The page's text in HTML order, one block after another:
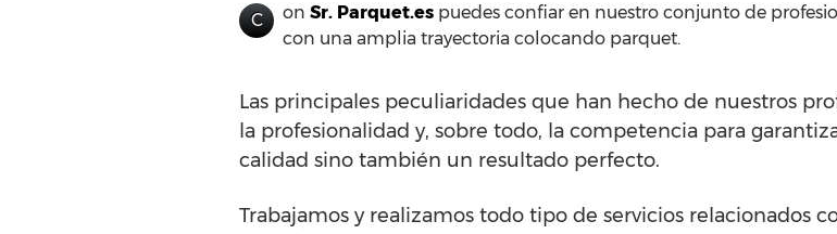
C on Sr. Parquet.es puedes confiar en nuestro conjunto de
con una amplia trayectoria colocando parquet.
Las principales peculiaridades que han hecho de nuestros
la profesionalidad y, sobre todo, la competencia para
calidad sino también un resultado perfecto.
Trabajamos y realizamos todo tipo de servicios relacionados